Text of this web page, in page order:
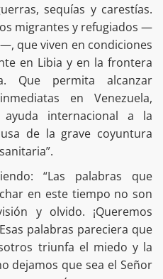
sequías y carestías.
migrantes y refugiados —
que viven en condiciones
en Libia y en la frontera
Que permita alcanzar
en Venezuela,
internacional a la
de la grave coyuntura
“Las palabras que
en este tiempo no son
y olvido. ¡Queremos
palabras pareciera que
triunfa el miedo y la
dejamos que sea el Señor